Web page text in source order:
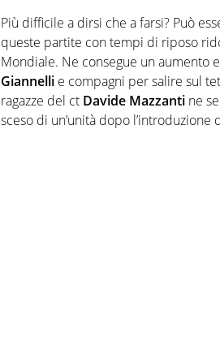
Più difficile a dirsi che a farsi? Può
queste partite con tempi di riposo
Mondiale. Ne consegue un aumento
Giannelli e compagni per salire sul
ragazze del ct Davide Mazzanti ne
sceso di un’unità dopo